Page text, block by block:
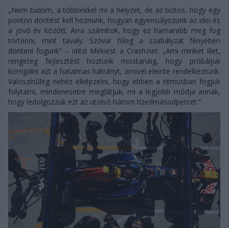
„Nem tudom, a többiekkel mi a helyzet, de az biztos, hogy egy
ponton döntést kell hoznunk, hogyan egyensúlyozunk az idei és
a jövő év között. Arra számítok, hogy ez hamarabb meg fog
történni, mint tavaly. Szóval főleg a szabályzat fényében
dönteni fogunk” – idézi Mekiest a Crash.net. „Ami minket illet,
rengeteg fejlesztést hoztunk mostanáig, hogy próbáljuk
korrigálni azt a hatalmas hátrányt, amivel eleinte rendelkeztünk.
Valószínűleg nehéz elképzelni, hogy ebben a ritmusban fogjuk
folytatni, mindenesetre meglátjuk, mi a legjobb módja annak,
hogy ledolgozzuk ezt az utolsó három tizedmásodpercet.”